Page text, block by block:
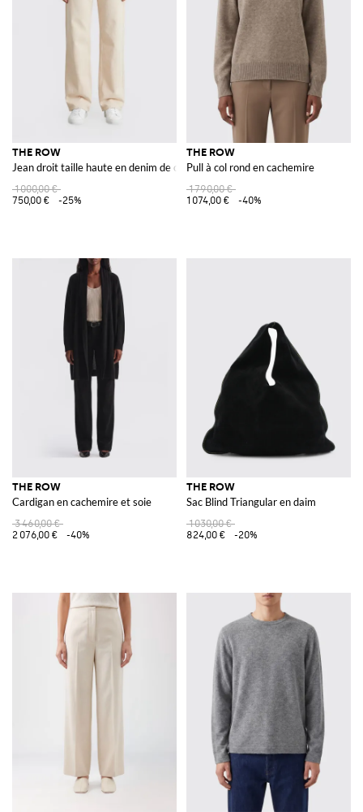
THE ROW
Jean droit taille haute en denim de coton biologique
1 000,00 €
750,00 €
-25%
THE ROW
Pull à col rond en cachemire
1 790,00 €
1 074,00 €
-40%
THE ROW
Cardigan en cachemire et soie
3 460,00 €
2 076,00 €
-40%
THE ROW
Sac Blind Triangular en daim
1 030,00 €
824,00 €
-20%